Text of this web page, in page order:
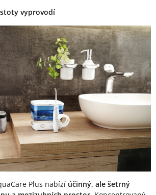
vyprovodí
Plus nabízí účinný, ale šetrný